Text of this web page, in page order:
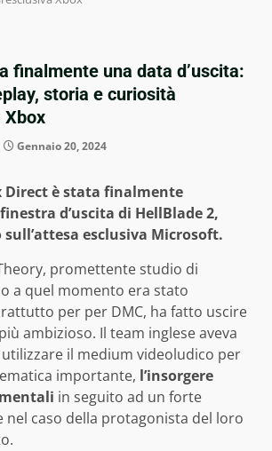
finalmente una data d’uscita:
storia e curiosità
Xbox
Gennaio 20, 2024
Direct è stata finalmente
d’uscita di HellBlade 2,
sull’attesa esclusiva Microsoft.
promettente studio di
a quel momento era stato
per per DMC, ha fatto uscire
ambizioso. Il team inglese aveva
il medium videoludico per
importante, l’insorgere
in seguito ad un forte
nel caso della protagonista del loro